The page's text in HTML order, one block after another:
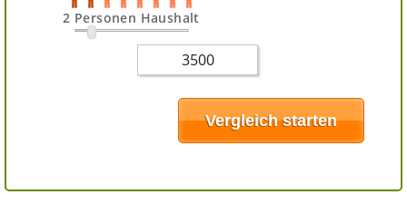
2 Personen Haushalt